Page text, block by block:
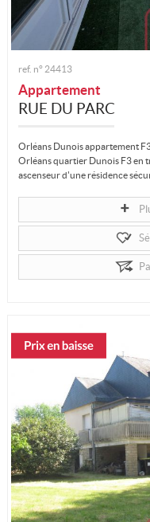
ref. n° 24413
Appartement
RUE DU PARC
Orléans Dunois appartement
Orléans quartier Dunois F3 en
ascenseur d'une résidence